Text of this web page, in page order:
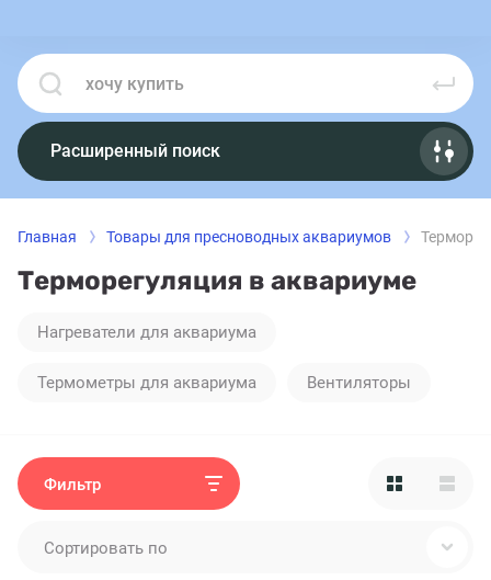
Расширенный поиск
Главная Товары для пресноводных аквариумов
Терморегуляция в аквариуме
Нагреватели для аквариума
Термометры для аквариума Вентиляторы
Фильтр
Сортировать по